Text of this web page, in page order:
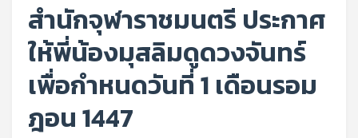
สำนักจุฬาราชมนตรี ประกาศ
ให้พี่น้องมุสลิมดูดวงจันทร์
เพื่อกำหนดวันที่ 1 เดือนรอม
ฎอน 1447